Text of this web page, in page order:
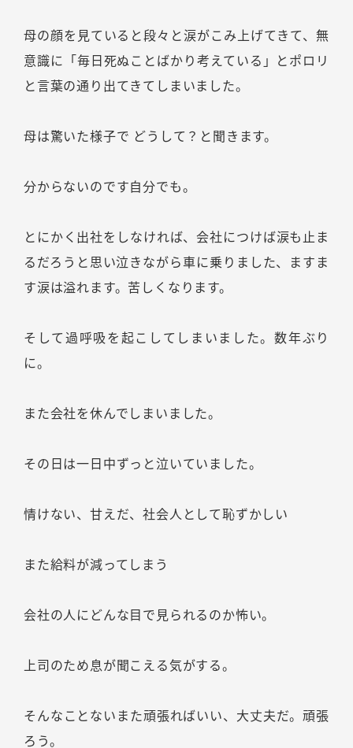
母の顔を見ていると段々と涙がこみ上げてきて、無
意識に「毎日死ぬことばかり考えている」とポロリ
と言葉の通り出てきてしまいました。
母は驚いた様子で どうして？と聞きます。
分からないのです自分でも。
とにかく出社をしなければ、会社につけば涙も止ま
るだろうと思い泣きながら車に乗りました、ますま
す涙は溢れます。苦しくなります。
そして過呼吸を起こしてしまいました。数年ぶり
に。
また会社を休んでしまいました。
その日は一日中ずっと泣いていました。
情けない、甘えだ、社会人として恥ずかしい
また給料が減ってしまう
会社の人にどんな目で見られるのか怖い。
上司のため息が聞こえる気がする。
そんなことないまた頑張ればいい、大丈夫だ。頑張
ろう。